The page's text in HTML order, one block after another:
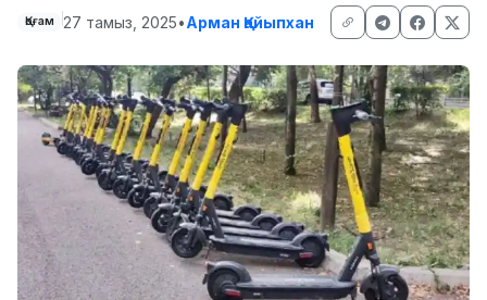
Қоғам 27 тамыз, 2025•Арман Қайыпхан